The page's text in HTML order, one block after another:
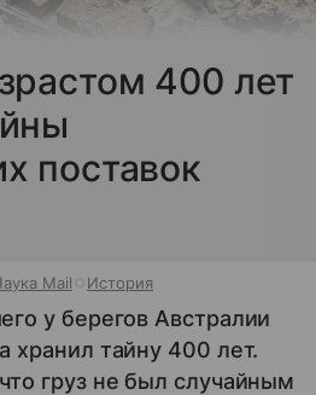
400 лет
поставок
Mail История
у берегов Австралии
хранил тайну 400 лет.
груз не был случайным